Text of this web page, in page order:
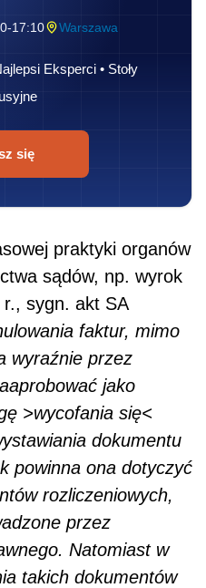
17:10 Warszawa
Eksperci • Stoły
się
praktyki organów
sądów, np. wyrok
sygn. akt SA
faktur, mimo
wyraźnie przez
jako
>wycofania się<
dokumentu
powinna ona dotyczyć
rozliczeniowych,
przez
Natomiast w
takich dokumentów